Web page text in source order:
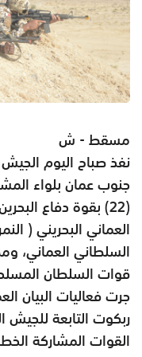
مسقط - ش
نفذ صباح اليوم
(22) بقوة دفاع
السلطاني العماني،
قوات السلطان
جرت فعاليات البيان
ربكوت التابعة
القوات المشاركة